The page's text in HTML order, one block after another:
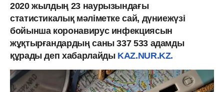
2020 жылдың 23 наурызындағы
статистикалық мәліметке сай, дүниежүзі
бойынша коронавирус инфекциясын
жұқтырғандардың саны 337 533 адамды
құрады деп хабарлайды KAZ.NUR.KZ.